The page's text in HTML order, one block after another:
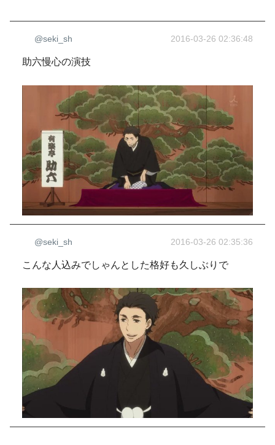
@seki_sh 2016-03-26 02:36:48
助六慢心の演技
@seki_sh 2016-03-26 02:35:36
こんな人込みでしゃんとした格好も久しぶりで